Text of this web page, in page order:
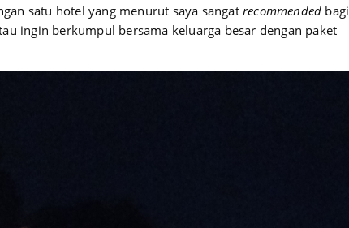
satu hotel yang menurut saya sangatrecommended bagi
ingin berkumpul bersama keluarga besar dengan paket